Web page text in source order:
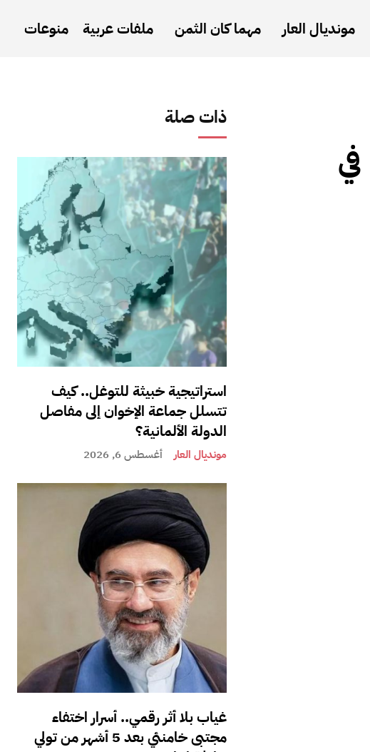
مونديال العار مهما كان الثمن ملفات عربية منوعات
ذات صلة
استراتيجية خبيثة للتوغل.. كيف
تتسلل جماعة الإخوان إلى مفاصل
الدولة الألمانية؟
مونديال العار أغسطس 6, 2026
غياب بلا أثر رقمي.. أسرار اختفاء
مجتبى خامنئي بعد 5 أشهر من تولي